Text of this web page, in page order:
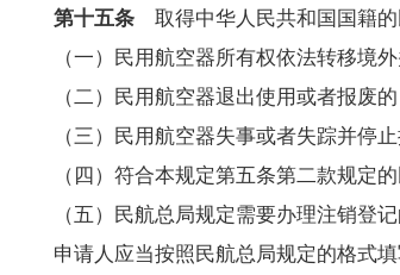
第十五条取得中华人民共和国国籍的
（一）民用航空器所有权依法转移境外
（二）民用航空器退出使用或者报废的
（三）民用航空器失事或者失踪并停止
（四）符合本规定第五条第二款规定的
（五）民航总局规定需要办理注销登记
申请人应当按照民航总局规定的格式填